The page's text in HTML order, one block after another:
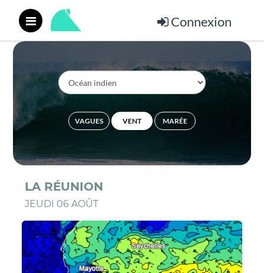
Connexion
VAGUES VENT MARÉE
LA RÉUNION
JEUDI 06 AOÛT